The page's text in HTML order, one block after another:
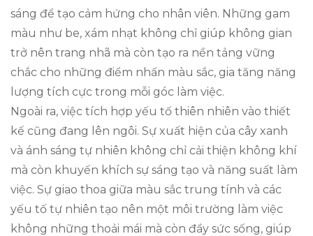
sáng để tạo cảm hứng cho nhân viên. Những gam
màu như be, xám nhạt không chỉ giúp không gian
trở nên trang nhã mà còn tạo ra nền tảng vững
chắc cho những điểm nhấn màu sắc, gia tăng năng
lượng tích cực trong mỗi góc làm việc.
Ngoài ra, việc tích hợp yếu tố thiên nhiên vào thiết
kế cũng đang lên ngôi. Sự xuất hiện của cây xanh
và ánh sáng tự nhiên không chỉ cải thiện không khí
mà còn khuyến khích sự sáng tạo và năng suất làm
việc. Sự giao thoa giữa màu sắc trung tính và các
yếu tố tự nhiên tạo nên một môi trường làm việc
không những thoải mái mà còn đầy sức sống, giúp